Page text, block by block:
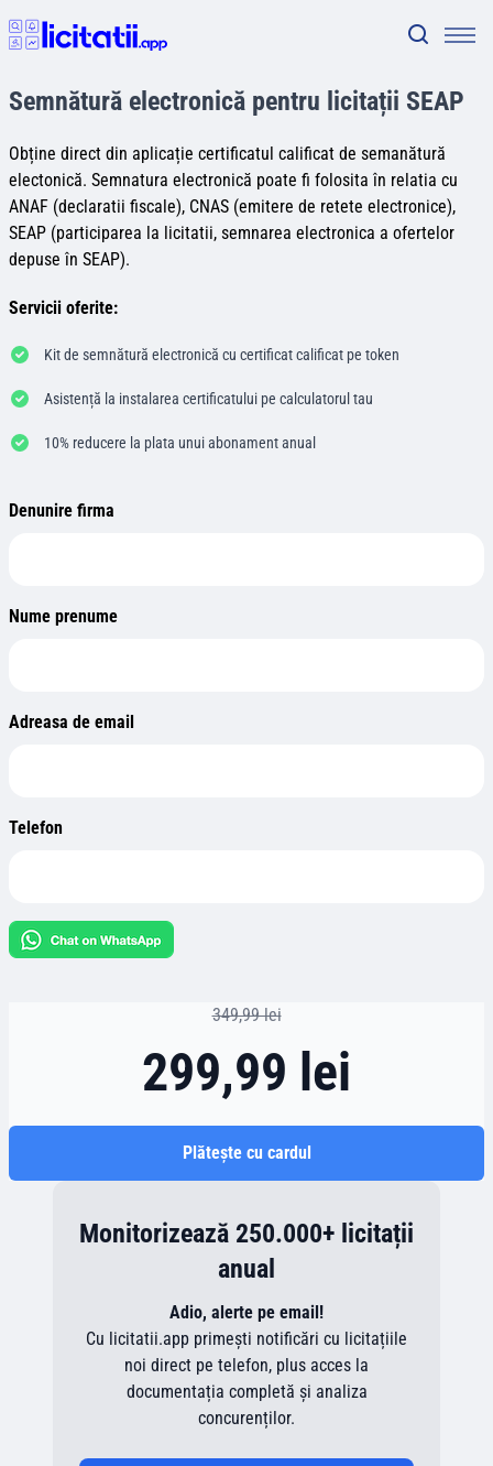
Semnătură electronică pentru licitații SEAP
Obține direct din aplicație certificatul calificat de semanătură
electonică. Semnatura electronică poate fi folosita în relatia cu
ANAF (declaratii fiscale), CNAS (emitere de retete electronice),
SEAP (participarea la licitatii, semnarea electronica a ofertelor
depuse în SEAP).
Servicii oferite:
Kit de semnătură electronică cu certificat calificat pe token
Asistență la instalarea certificatului pe calculatorul tau
10% reducere la plata unui abonament anual
Denunire firma
Nume prenume
Adreasa de email
Telefon
349,99 lei
299,99 lei
Plătește cu cardul
Monitorizează 250.000+ licitații
anual
Adio, alerte pe email!
Cu licitatii.app primești notificări cu licitațiile
noi direct pe telefon, plus acces la
documentația completă și analiza
concurenților.